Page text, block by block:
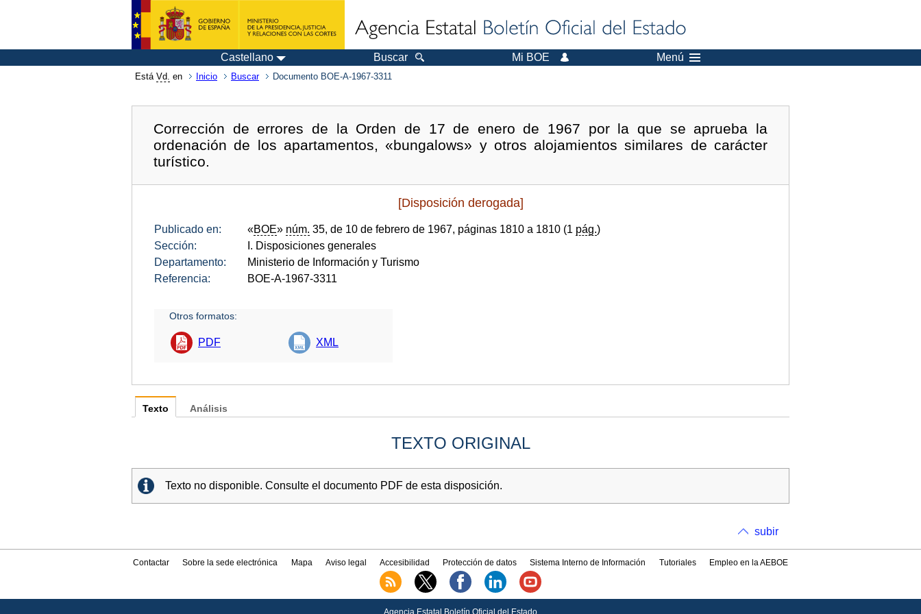
Castellano Buscar Mi BOE Menú
Está Vd. en Inicio Buscar Documento BOE-A-1967-3311
Corrección de errores de la Orden de 17 de enero de 1967 por la que se aprueba la
ordenación de los apartamentos, «bungalows» y otros alojamientos similares de carácter
turístico.
[Disposición derogada]
Publicado en: «BOE» núm. 35, de 10 de febrero de 1967, páginas 1810 a 1810 (1 pág.)
Sección:
I. Disposiciones generales
Departamento:
Ministerio de Información y Turismo
Referencia:
BOE-A-1967-3311
Otros formatos:
PDF XML
Texto
TEXTO ORIGINAL
Texto no disponible. Consulte el documento PDF de esta disposición.
Análisis
subir
Contactar Sobre la sede electrónica Mapa Aviso legal Accesibilidad Protección de datos Sistema Interno de Información Tutoriales Empleo en la AEBOE
Agencia Estatal Boletín Oficial del Estado